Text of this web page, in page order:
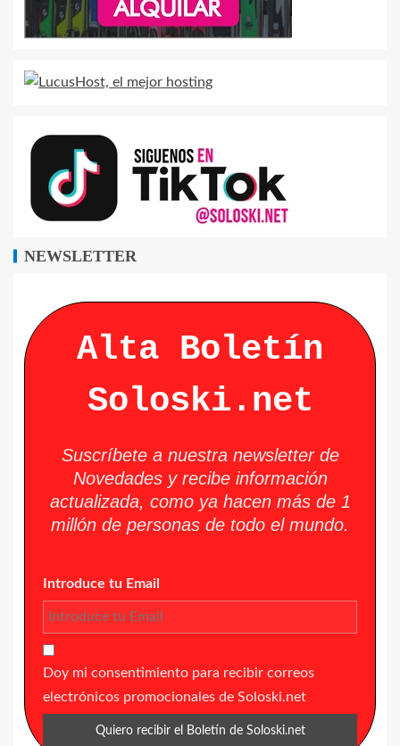
NEWSLETTER
Alta Boletín
Soloski.net
Suscríbete a nuestra newsletter de
Novedades y recibe información
actualizada, como ya hacen más de 1
millón de personas de todo el mundo.
Introduce tu Email
Doy mi consentimiento para recibir correos
electrónicos promocionales de Soloski.net